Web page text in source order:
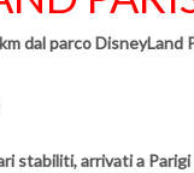
dal parco
stabiliti, arrivati a